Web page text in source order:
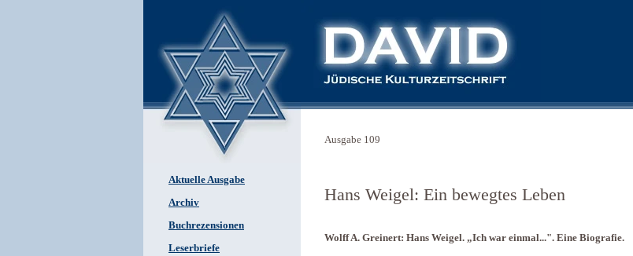
Aktuelle Ausgabe
Archiv
Buchrezensionen
Leserbriefe
Ausgabe 109
Hans Weigel: Ein bewegtes Leben
Wolff A. Greinert: Hans Weigel. „Ich war einmal...". Eine Biografie.